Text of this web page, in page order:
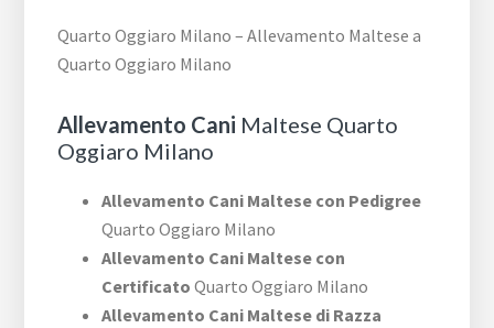
Quarto Oggiaro Milano – Allevamento Maltese a
Quarto Oggiaro Milano
Allevamento Cani Maltese Quarto
Oggiaro Milano
Allevamento Cani Maltese con Pedigree
Quarto Oggiaro Milano
Allevamento Cani Maltese con
Certificato Quarto Oggiaro Milano
Allevamento Cani Maltese di Razza